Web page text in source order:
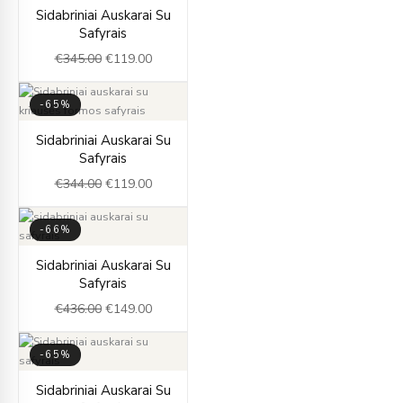
Sidabriniai Auskarai Su
Safyrais
€345.00
price
was:
€345.00.
€119.00
price
€119.00.
-65%
Sidabriniai Auskarai Su
Safyrais
€344.00
price
was:
€344.00.
€119.00
price
€119.00.
-66%
Sidabriniai Auskarai Su
Safyrais
€436.00
price
was:
€436.00.
€149.00
price
€149.00.
-65%
Sidabriniai Auskarai Su
price
price